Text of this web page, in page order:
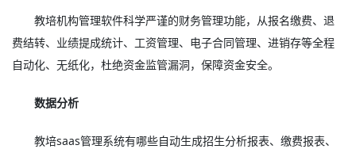
教培机构管理软件科学严谨的财务管理功能，从报名缴费、退
费结转、业绩提成统计、工资管理、电子合同管理、进销存等全程
自动化、无纸化，杜绝资金监管漏洞，保障资金安全。
数据分析
教培saas管理系统有哪些自动生成招生分析报表、缴费报表、